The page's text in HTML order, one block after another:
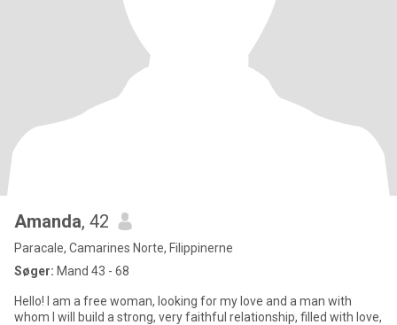
Amanda, 42
Paracale, Camarines Norte, Filippinerne
Søger: Mand 43 - 68
Hello! I am a free woman, looking for my love and a man with
whom I will build a strong, very faithful relationship, filled with love,